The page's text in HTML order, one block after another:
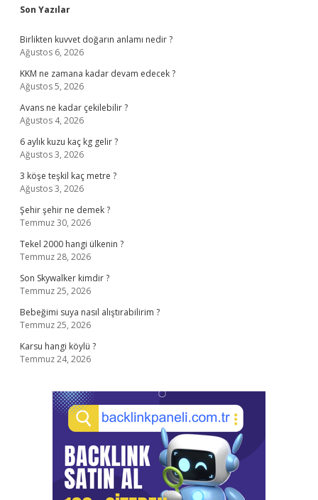
Sidebar
Son Yazılar
Birlikten kuvvet doğarın anlamı nedir ?
Ağustos 6, 2026
KKM ne zamana kadar devam edecek ?
Ağustos 5, 2026
Avans ne kadar çekilebilir ?
Ağustos 4, 2026
6 aylık kuzu kaç kg gelir ?
Ağustos 3, 2026
3 köşe teşkil kaç metre ?
Ağustos 3, 2026
Şehir şehir ne demek ?
Temmuz 30, 2026
Tekel 2000 hangi ülkenin ?
Temmuz 28, 2026
Son Skywalker kimdir ?
Temmuz 25, 2026
Bebeğimi suya nasıl alıştırabilirim ?
Temmuz 25, 2026
Karsu hangi köylü ?
Temmuz 24, 2026